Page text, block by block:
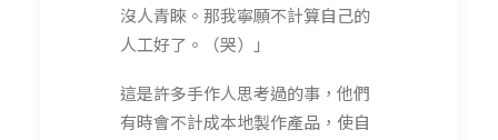
沒人青睞。那我寧願不計算自己的
人工好了。（哭）」
這是許多手作人思考過的事，他們
有時會不計成本地製作產品，使自